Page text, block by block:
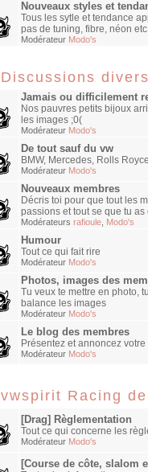
Nouveaux styles et
Tous les sytle et tendance
pas de tuning, fibre, néon
Modérateur Modo's
Discussions
Jamais ou difficilement
Nos pauvres petits bijoux
les images ;0(
Modérateur Modo's
De tout sauf du vw
BMW, Mercedes, Rolls
Modérateur Modo's
Nouveaux membres
Décris toi pour que tout les
passions et tout se que tu
Modérateurs rafioule Modo's
Humour
Tout ce qui fait rire
Modérateur Modo's
Photos, images des
Tu veux te mettre en photo,
balance les images
Modérateur Modo's
Le blog des membres
Présentez et annoncez votre
Modérateur Modo's
vwspirit Racing
[Drag] Règlementation
Tout ce qui concerne les
Modérateur Modo's
[Course de côte, slalom